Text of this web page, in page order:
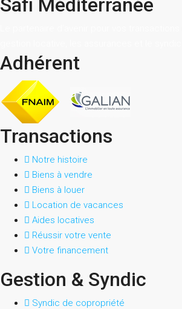
Safi Méditerranée
Adhérent
Transactions
Notre histoire
Biens à vendre
Biens à louer
Location de vacances
Aides locatives
Réussir votre vente
Votre financement
Gestion & Syndic
Syndic de copropriété